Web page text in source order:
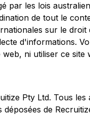
par les lois
de tout le
sur le
d'informations.
ni utiliser ce site
Pty Ltd. Tous
de